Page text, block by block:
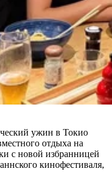
ужин в Токио
отдыха на
с новой избранницей
кинофестиваля,